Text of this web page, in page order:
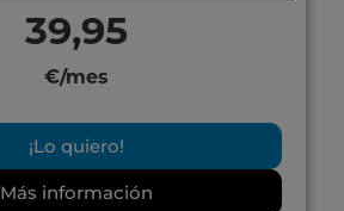
39,95
€/mes
¡Lo quiero!
Más información